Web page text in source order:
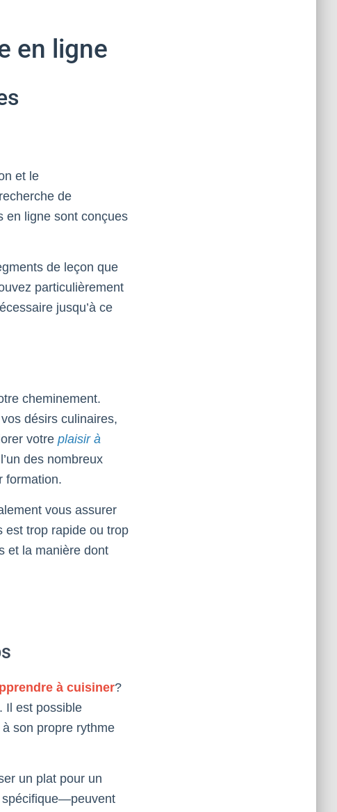
en ligne
et le
de
en ligne sont conçues
de leçon que
particulièrement
jusqu’à ce
cheminement.
désirs culinaires,
votre plaisir à
des nombreux
formation.
vous assurer
est trop rapide ou trop
et la manière dont
à cuisiner?
Il est possible
son propre rythme
un plat pour un
spécifique—peuvent